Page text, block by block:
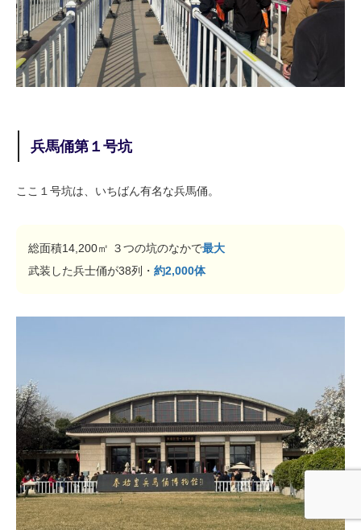
兵馬俑第１号坑
ここ１号坑は、いちばん有名な兵馬俑。
総面積14,200㎡ ３つの坑のなかで最大
武装した兵士俑が38列・ 約2,000体